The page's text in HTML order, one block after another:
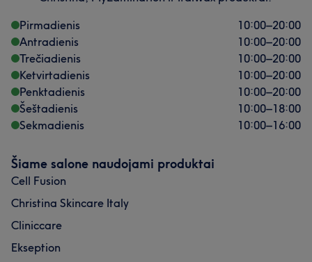
Pirmadienis
10:00–20:00
Antradienis
10:00–20:00
Trečiadienis
10:00–20:00
Ketvirtadienis
10:00–20:00
Penktadienis
10:00–20:00
Šeštadienis
10:00–18:00
Sekmadienis
10:00–16:00
Šiame salone naudojami produktai
Cell Fusion
Christina Skincare Italy
Cliniccare
Ekseption